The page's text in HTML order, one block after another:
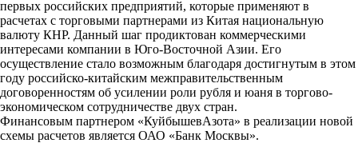
первых российских предприятий, которые применяют в
расчетах с торговыми партнерами из Китая национальную
валюту КНР. Данный шаг продиктован коммерческими
интересами компании в Юго-Восточной Азии. Его
осуществление стало возможным благодаря достигнутым в этом
году российско-китайским межправительственным
договоренностям об усилении роли рубля и юаня в торгово-
экономическом сотрудничестве двух стран.
Финансовым партнером «КуйбышевАзота» в реализации новой
схемы расчетов является ОАО «Банк Москвы».